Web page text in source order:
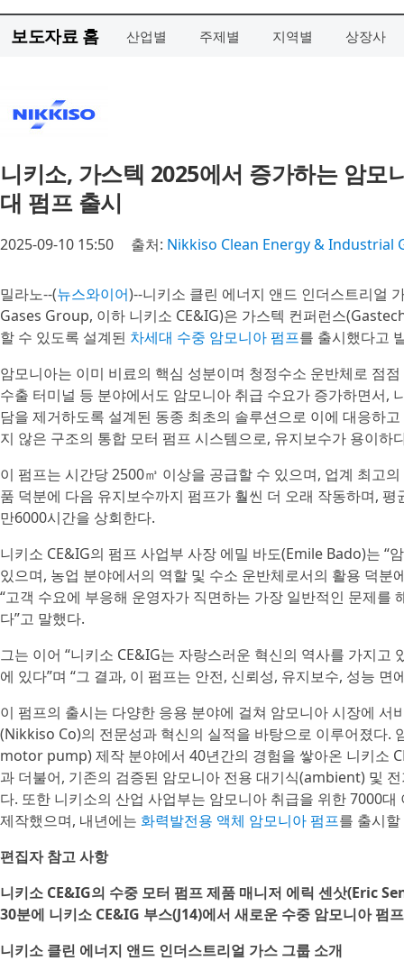
보도자료 홈 산업별 주제별 지역별 상장사
니키소, 가스텍 2025에서 증가하는 암모
대 펌프 출시
2025-09-10 15:50 출처: Nikkiso Clean Energy & Industrial
밀라노--(뉴스와이어)--니키소 클린 에너지 앤드 인더스트리
Gases Group, 이하 니키소 CE&IG)은 가스텍 컨퍼런스
할 수 있도록 설계된 차세대 수중 암모니아 펌프를 출시했다고
암모니아는 이미 비료의 핵심 성분이며 청정수소 운반체로 점
수출 터미널 등 분야에서도 암모니아 취급 수요가 증가하면서,
담을 제거하도록 설계된 동종 최초의 솔루션으로 이에 대응하
지 않은 구조의 통합 모터 펌프 시스템으로, 유지보수가 용이하
이 펌프는 시간당 2500㎥ 이상을 공급할 수 있으며, 업계 최고
품 덕분에 다음 유지보수까지 펌프가 훨씬 더 오래 작동하며,
만6000시간을 상회한다.
니키소 CE&IG의 펌프 사업부 사장 에밀 바도(Emile Bado)는 “
있으며, 농업 분야에서의 역할 및 수소 운반체로서의 활용 덕분
“고객 수요에 부응해 운영자가 직면하는 가장 일반적인 문제를
다”고 말했다.
그는 이어 “니키소 CE&IG는 자랑스러운 혁신의 역사를 가지고
에 있다”며 “그 결과, 이 펌프는 안전, 신뢰성, 유지보수, 성능 면
이 펌프의 출시는 다양한 응용 분야에 걸쳐 암모니아 시장에 서
(Nikkiso Co)의 전문성과 혁신의 실적을 바탕으로 이루어졌다
motor pump) 제작 분야에서 40년간의 경험을 쌓아온 니키소
과 더불어, 기존의 검증된 암모니아 전용 대기식(ambient) 및
다. 또한 니키소의 산업 사업부는 암모니아 취급을 위한 7000
제작했으며, 내년에는 화력발전용 액체 암모니아 펌프를 출시
편집자 참고 사항
니키소 CE&IG의 수중 모터 펌프 제품 매니저 에릭 센삿(Eric
30분에 니키소 CE&IG 부스(J14)에서 새로운 수중 암모니아 펌
니키소 클린 에너지 앤드 인더스트리얼 가스 그룹 소개